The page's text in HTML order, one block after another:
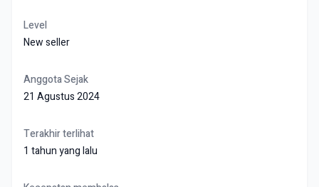
Level
New seller
Anggota Sejak
21 Agustus 2024
Terakhir terlihat
1 tahun yang lalu